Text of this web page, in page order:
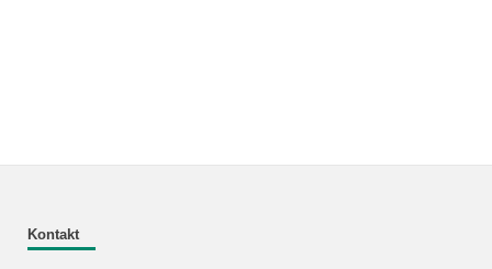
Kontakt